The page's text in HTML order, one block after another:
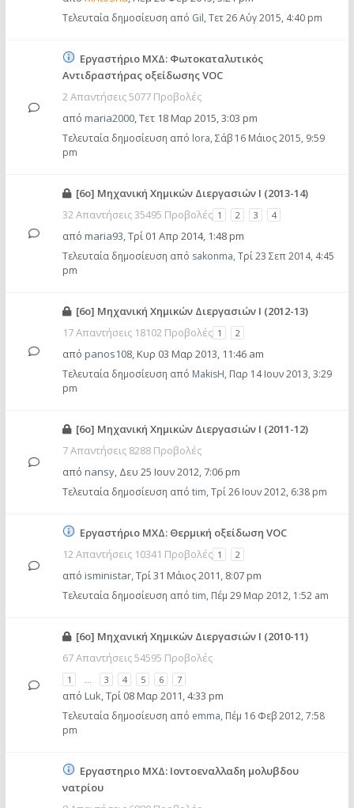
Τελευταία δημοσίευση από Gil, Τετ 26 Αύγ 2015, 4:40 pm
Εργαστήριο ΜΧΔ: Φωτοκαταλυτικός
Αντιδραστήρας οξείδωσης VOC
2 Απαντήσεις 5077 Προβολές
από maria2000,Τετ 18 Μαρ 2015, 3:03 pm
Τελευταία δημοσίευση από lora, Σάβ 16 Μάιος 2015, 9:59
pm
[6o] Μηχανική Χημικών Διεργασιών Ι (2013-14)
32 Απαντήσεις 35495 Προβολές 1 2 3 4
από maria93,Τρί 01 Απρ 2014, 1:48 pm
Τελευταία δημοσίευση από sakonma, Τρί 23 Σεπ 2014, 4:45
pm
[6ο] Μηχανική Χημικών Διεργασιών Ι (2012-13)
17 Απαντήσεις 18102 Προβολές 1 2
από panos108, Κυρ 03 Μαρ 2013, 11:46 am
Τελευταία δημοσίευση από MakisH, Παρ 14 Ιουν 2013, 3:29
pm
[6ο] Μηχανική Χημικών Διεργασιών Ι (2011-12)
7 Απαντήσεις 8288 Προβολές
από nansy, Δευ 25 Ιουν 2012, 7:06 pm
Τελευταία δημοσίευση από tim, Τρί 26 Ιουν 2012, 6:38 pm
Εργαστήριο ΜΧΔ: Θερμική οξείδωση VOC
12 Απαντήσεις 10341 Προβολές 1 2
από isministar,Τρί 31 Μάιος 2011, 8:07 pm
Τελευταία δημοσίευση από tim, Πέμ 29 Μαρ 2012, 1:52 am
[6ο] Μηχανική Χημικών Διεργασιών Ι (2010-11)
67 Απαντήσεις 54595 Προβολές
1 … 3 4 5 6 7
από Luk,Τρί 08 Μαρ 2011, 4:33 pm
Τελευταία δημοσίευση από emma, Πέμ 16 Φεβ 2012, 7:58
pm
Εργαστηριο ΜΧΔ: Ιοντοεναλλαδη μολυβδου
νατρίου